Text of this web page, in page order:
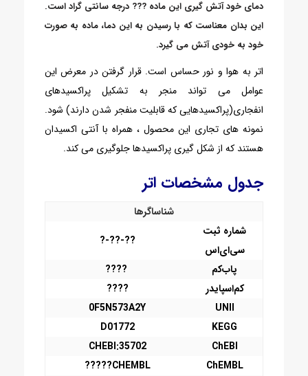
دمای خود آتش گیری این ماده ??? درجه سانتی گراد است.
این بدان معناست که با رسیدن به این دما، ماده به صورت
خود به خودی آتش می گیرد.
اتر به هوا و نور حساس است. قرار گرفتن در معرض این
عوامل می تواند منجر به تشکیل پراکسیدهای
انفجاری(پراکسیدهایی که قابلیت منفجر شدن دارند) شود.
نمونه های تجاری این محصول ، همراه با آنتی اکسیدان
هستند که از شکل گیری پراکسیدها جلوگیری می کند.
جدول مشخصات اتر
شناساگرها
شماره ثبت
سی‌ای‌اس
??-??-?
پاب‌کم
????
کم‌اسپایدر
????
UNII
0F5N573A2Y
KEGG
D01772
ChEBI
CHEBI:35702
ChEMBL
CHEMBL?????